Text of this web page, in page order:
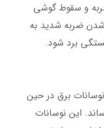
و سقوط گوشی
شدن ضربه شدید به
برد شود.
نوسانات برق در حین
این نوسانات